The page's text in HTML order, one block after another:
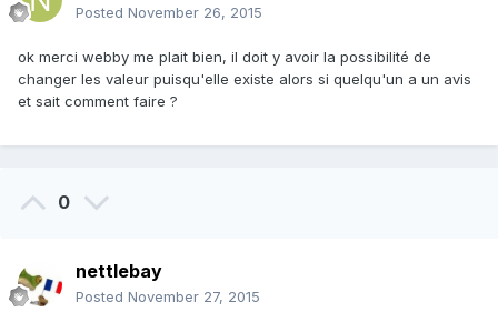
Posted November 26, 2015
ok merci webby me plait bien, il doit y avoir la possibilité de
changer les valeur puisqu'elle existe alors si quelqu'un a un avis
et sait comment faire ?
0
nettlebay
Posted November 27, 2015